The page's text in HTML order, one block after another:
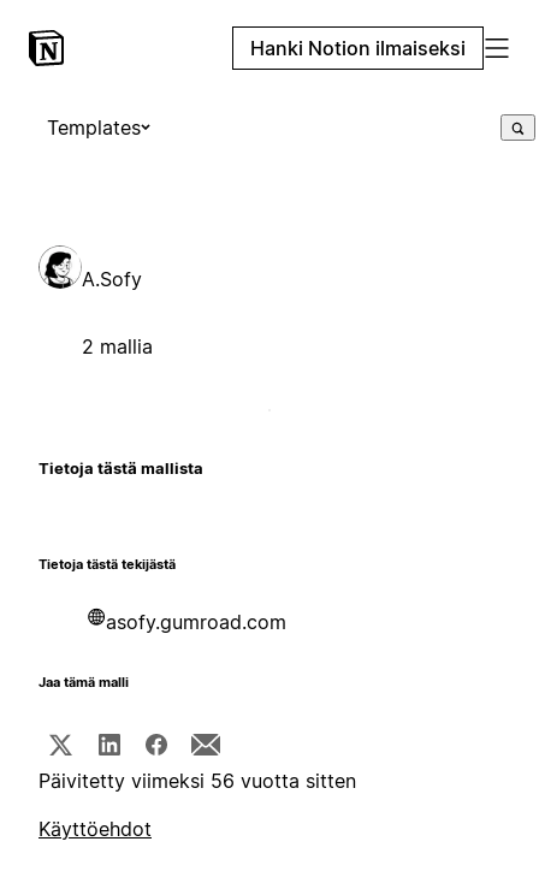
Hanki Notion ilmaiseksi
Templates
A.Sofy
2 mallia
Tietoja tästä mallista
Tietoja tästä tekijästä
asofy.gumroad.com
Jaa tämä malli
Päivitetty viimeksi 56 vuotta sitten
Käyttöehdot